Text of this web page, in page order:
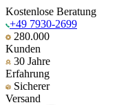
Kostenlose Beratung
+49 7930-2699
280.000
Kunden
30 Jahre
Erfahrung
Sicherer
Versand